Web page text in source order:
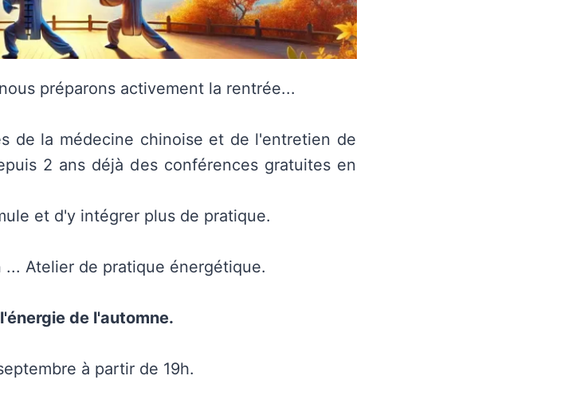
préparons activement la rentrée...
de la médecine chinoise et de l'entretien de
2 ans déjà des conférences gratuites en
et d'y intégrer plus de pratique.
Atelier de pratique énergétique.
de l'automne.
à partir de 19h.